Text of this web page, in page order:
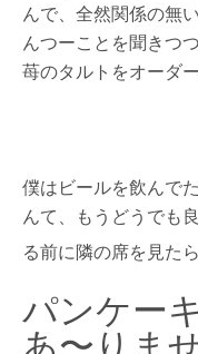
んで、全然関係の無
んつーことを聞きつ
苺のタルトをオーダー
僕はビールを飲んで
んて、もうどうでも
る前に隣の席を見たら
パンケー